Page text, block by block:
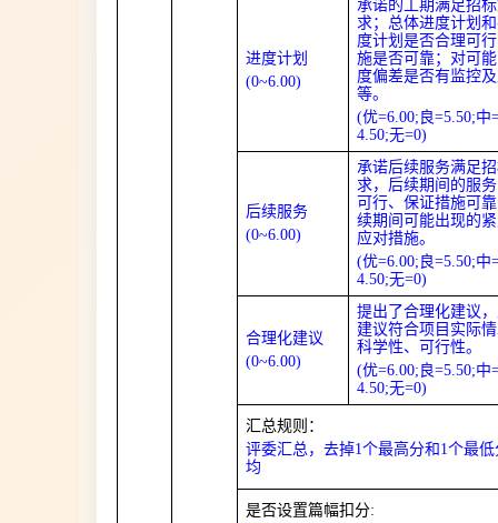
进度计划
(0~6.00)
承诺的工期满足招
求；总体进度计划
度计划是否合理可
施是否可靠；对可
度偏差是否有监控
等。
(优=6.00;良=5.50;中
4.50;无=0)
后续服务
(0~6.00)
承诺后续服务满足
求，后续期间的服
可行、保证措施可
续期间可能出现的
应对措施。
(优=6.00;良=5.50;中
4.50;无=0)
合理化建议
(0~6.00)
提出了合理化建议
建议符合项目实际
科学性、可行性。
(优=6.00;良=5.50;中
4.50;无=0)
汇总规则：
评委汇总，去掉1个最高分和1个最
均
是否设置篇幅扣分: